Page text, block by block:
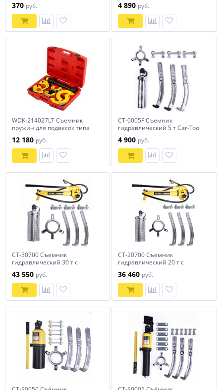
370 руб.
10 предметов
4 890 руб.
WDK-214027LT Съемник
пружин для подвесок типа
12 180 руб.
CT-0005F Съемник
гидравлический 5 т Car-Tool
4 900 руб.
CT-30700 Съемник
гидравлический 30 т с
CT-30700
43 550 руб.
CT-20700 Съемник
гидравлический 20 т с
CT-20700
36 460 руб.